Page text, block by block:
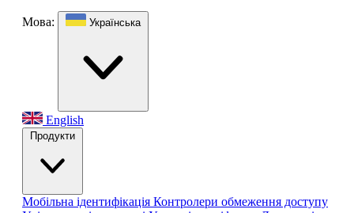
Мова: Українська
English
Продукти
Мобільна ідентифікація Контролери обмеження доступу